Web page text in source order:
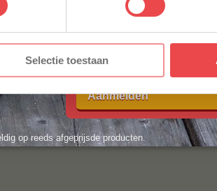
Selectie toestaan
voorwaarden.
Aanmelden
op reeds afgeprijsde producten.